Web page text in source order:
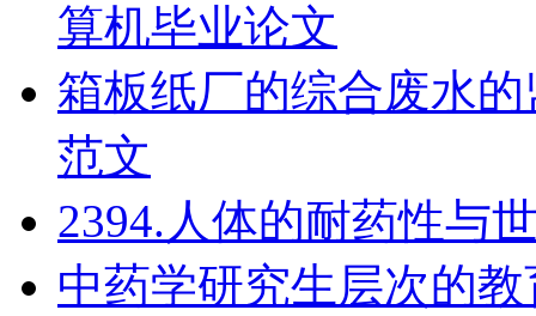
算机毕业论文
箱板纸厂的综合废水
范文
2394.人体的耐药性与
中药学研究生层次的